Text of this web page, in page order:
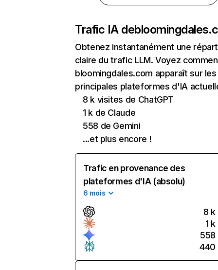
Trafic IA de
Obtenez instantanément une
claire du trafic LLM. Voyez
bloomingdales.com apparaît sur les
principales plateformes d'IA
8 k visites de ChatGPT
1 k de Claude
558 de Gemini
...et plus encore !
Trafic en provenance des
plateformes d'IA (absolu)
6 mois
8 k
1 k
558
440